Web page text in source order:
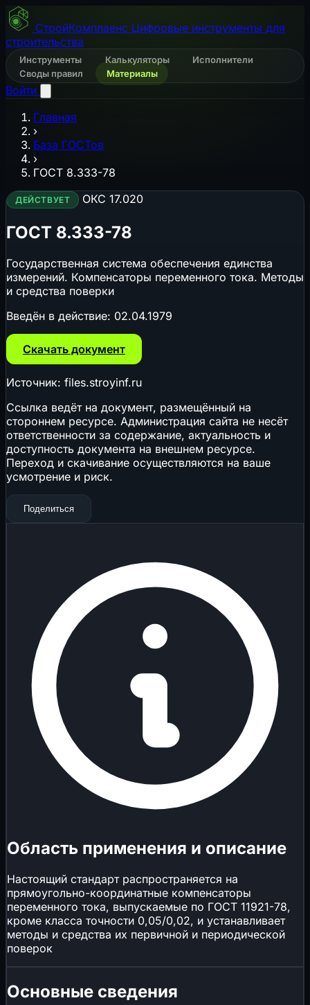
СтройКомплаенс Цифровые инструменты для
строительства
Инструменты Калькуляторы
Исполнители
Своды правил
Материалы
Войти
Главная
›
База ГОСТов
›
ГОСТ 8.333-78
ДЕЙСТВУЕТ ОКС 17.020
ГОСТ 8.333-78
Государственная система обеспечения единства
измерений. Компенсаторы переменного тока. Методы
и средства поверки
Введён в действие: 02.04.1979
Скачать документ
Источник: files.stroyinf.ru
Ссылка ведёт на документ, размещённый на
стороннем ресурсе. Администрация сайта не несёт
ответственности за содержание, актуальность и
доступность документа на внешнем ресурсе.
Переход и скачивание осуществляются на ваше
усмотрение и риск.
Поделиться
Область применения и описание
Настоящий стандарт распространяется на
прямоугольно-координатные компенсаторы
переменного тока, выпускаемые по ГОСТ 11921-78,
кроме класса точности 0,05/0,02, и устанавливает
методы и средства их первичной и периодической
поверок
Основные сведения